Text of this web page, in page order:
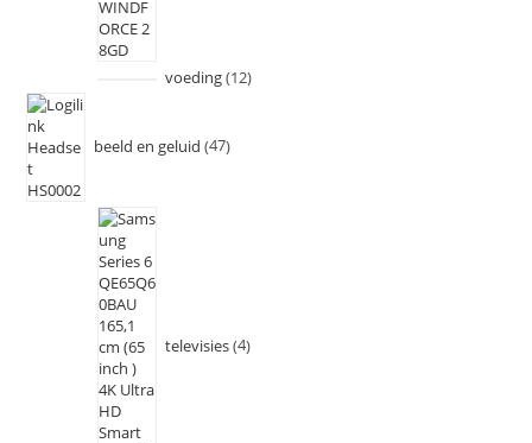
voeding 12
beeld en geluid 47
televisies 4